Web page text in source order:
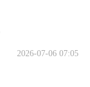
2026-07-06 07:05